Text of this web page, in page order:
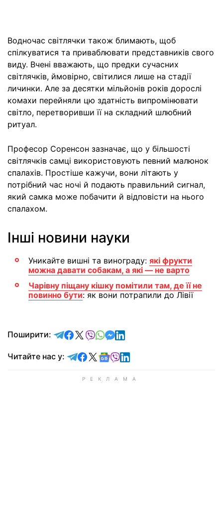
Водночас світлячки також блимають, щоб
спілкуватися та приваблювати представників свого
виду. Вчені вважають, що предки сучасних
світлячків, ймовірно, світилися лише на стадії
личинки. Але за десятки мільйонів років дорослі
комахи перейняли цю здатність випромінювати
світло, перетворивши її на складний шлюбний
ритуал.
Професор Соренсон зазначає, що у більшості
світлячків самці використовують певний малюнок
спалахів. Простіше кажучи, вони літають у
потрібний час ночі й подають правильний сигнал,
який самка може побачити й відповісти на нього
спалахом.
Інші новини науки
Уникайте вишні та винограду: які фрукти
можна давати собакам, а які — не варто
Чарівну піщану кішку помітили там, де її не
повинно бути: як вони потрапили до Лівії
Поширити: відправити у Telegram
поділитись у Facebook
поділитись у X
відправити у Viber
відправити у Whatsapp
відправити у Messenger
відправити у LinkedIn
Читайте нас у: Читайте у Telegram
Читайте у Facebook
Читайте у X
Читайте у Google news
Читайте у Viber
Читайте у LinkedIn